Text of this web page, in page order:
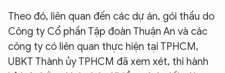
Theo đó, liên quan đến các dự án, gói thầu do
Công ty Cổ phần Tập đoàn Thuận An và các
công ty có liên quan thực hiện tại TPHCM,
UBKT Thành ủy TPHCM đã xem xét, thi hành